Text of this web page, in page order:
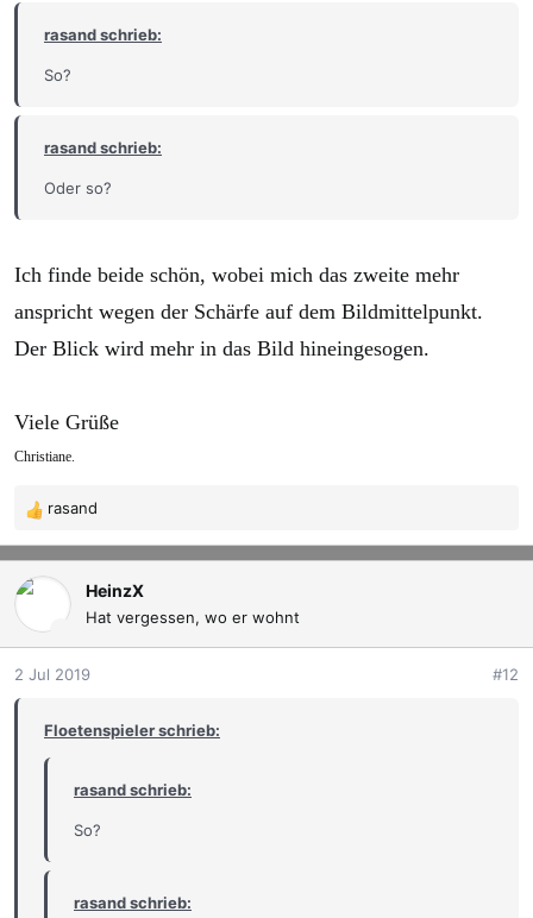
rasand schrieb:
So?
rasand schrieb:
Oder so?
Ich finde beide schön, wobei mich das zweite mehr
anspricht wegen der Schärfe auf dem Bildmittelpunkt.
Der Blick wird mehr in das Bild hineingesogen.
Viele Grüße
Christiane.
R
e
a
k
n
rasand
HeinzX
Hat vergessen, wo er wohnt
2 Jul 2019 #12
Floetenspieler schrieb:
rasand schrieb:
So?
rasand schrieb: